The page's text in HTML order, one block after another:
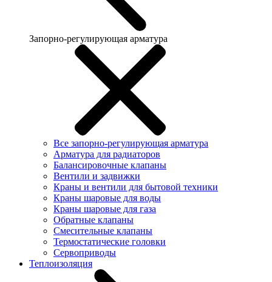
Запорно-регулирующая арматура
Все запорно-регулирующая арматура
Арматура для радиаторов
Балансировочные клапаны
Вентили и задвижки
Краны и вентили для бытовой техники
Краны шаровые для воды
Краны шаровые для газа
Обратные клапаны
Смесительные клапаны
Термостатические головки
Сервоприводы
Теплоизоляция